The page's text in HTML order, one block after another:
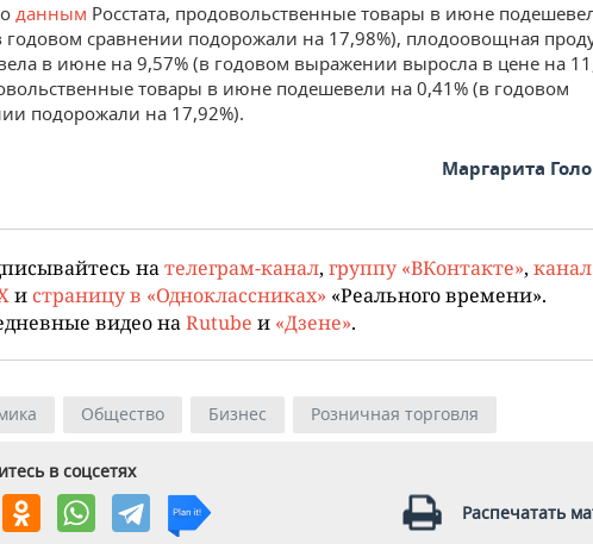
данным Росстата, продовольственные товары в июне
годовом сравнении подорожали на 17,98%), плодоовощная
в июне на 9,57% (в годовом выражении выросла в цене на
товары в июне подешевели на 0,41% (в годовом
подорожали на 17,92%).
Маргарита
нателеграм-канал, группу «ВКонтакте»,
и страницу в «Одноклассниках» «Реального времени».
видео наRutube и «Дзене».
Общество Бизнес Розничная торговля
в соцсетях
Распечатать